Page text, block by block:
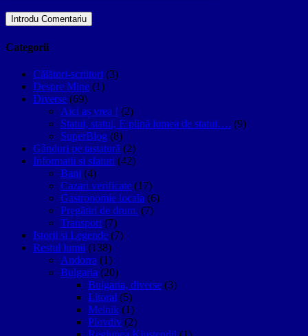
Categorii
Călători-scriitori (3)
Despre Mine (1)
Diverse (69)
Aici aș vrea ! (2)
Statui, statui, E plină lumea de statui…. (9)
SuperBlog (8)
Gânduri pe tastatură (2)
Informatii si sfaturi (42)
Bani (4)
Cazari verificate (17)
Gastronomie locala (6)
Pregătiri de drum. (7)
Transport (7)
Istorii si Legende (7)
Restul lumii (138)
Andorra (1)
Bulgaria (20)
Bulgaria, diverse (3)
Litoral (5)
Melnik (1)
Plovdiv (2)